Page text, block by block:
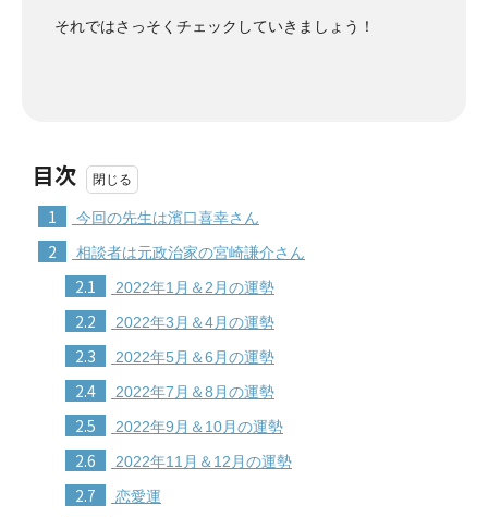
それではさっそくチェックしていきましょう！
目次
1 今回の先生は濱口喜幸さん
2 相談者は元政治家の宮崎謙介さん
2.1 2022年1月＆2月の運勢
2.2 2022年3月＆4月の運勢
2.3 2022年5月＆6月の運勢
2.4 2022年7月＆8月の運勢
2.5 2022年9月＆10月の運勢
2.6 2022年11月＆12月の運勢
2.7 恋愛運